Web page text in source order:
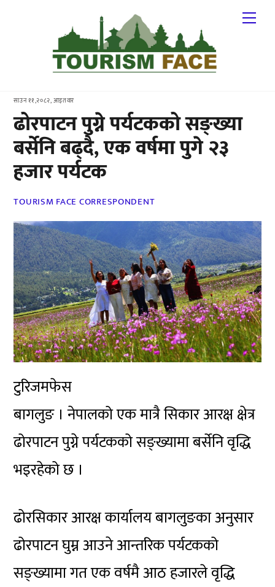
साउन ११,२०८२, आइतवार
ढोरपाटन पुग्ने पर्यटकको सङ्ख्या
बर्सेनि बढ्दै, एक वर्षमा पुगे २३
हजार पर्यटक
TOURISM FACE CORRESPONDENT
टुरिजमफेस
बागलुङ । नेपालको एक मात्रै सिकार आरक्ष क्षेत्र
ढोरपाटन पुग्ने पर्यटकको सङ्ख्यामा बर्सेनि वृद्धि
भइरहेको छ ।
ढोरसिकार आरक्ष कार्यालय बागलुङका अनुसार
ढोरपाटन घुम्न आउने आन्तरिक पर्यटकको
सङ्ख्यामा गत एक वर्षमै आठ हजारले वृद्धि